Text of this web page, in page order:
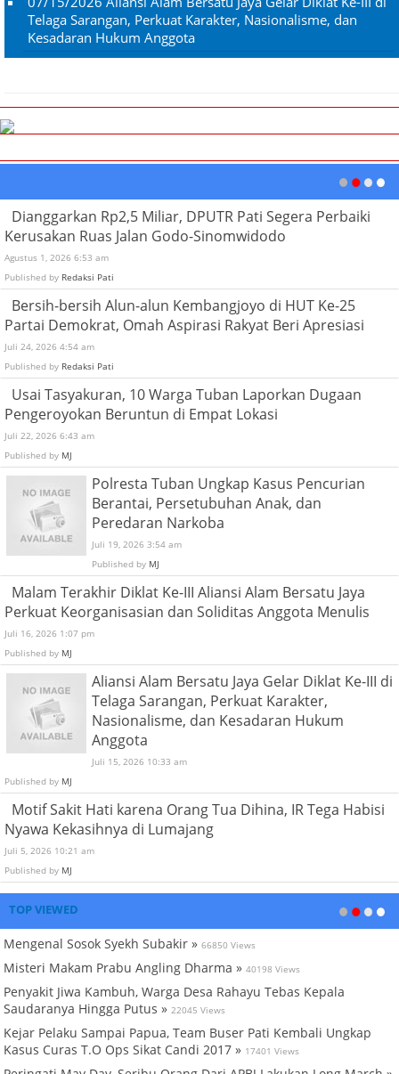
Telaga Sarangan, Perkuat Karakter, Nasionalisme, dan
Kesadaran Hukum Anggota
Dianggarkan Rp2,5 Miliar, DPUTR Pati Segera Perbaiki
Kerusakan Ruas Jalan Godo-Sinomwidodo
Agustus 1, 2026 6:53 am
Published by Redaksi Pati
Bersih-bersih Alun-alun Kembangjoyo di HUT Ke-25
Partai Demokrat, Omah Aspirasi Rakyat Beri Apresiasi
Juli 24, 2026 4:54 am
Published by Redaksi Pati
Usai Tasyakuran, 10 Warga Tuban Laporkan Dugaan
Pengeroyokan Beruntun di Empat Lokasi
Juli 22, 2026 6:43 am
Published by MJ
Polresta Tuban Ungkap Kasus Pencurian
Berantai, Persetubuhan Anak, dan
Peredaran Narkoba
Juli 19, 2026 3:54 am
Published by MJ
Malam Terakhir Diklat Ke-III Aliansi Alam Bersatu Jaya
Perkuat Keorganisasian dan Soliditas Anggota Menulis
Juli 16, 2026 1:07 pm
Published by MJ
Aliansi Alam Bersatu Jaya Gelar Diklat Ke-III di
Telaga Sarangan, Perkuat Karakter,
Nasionalisme, dan Kesadaran Hukum
Anggota
Juli 15, 2026 10:33 am
Published by MJ
Motif Sakit Hati karena Orang Tua Dihina, IR Tega Habisi
Nyawa Kekasihnya di Lumajang
Juli 5, 2026 10:21 am
Published by MJ
TOP VIEWED
Mengenal Sosok Syekh Subakir » 66850 Views
Misteri Makam Prabu Angling Dharma » 40198 Views
Penyakit Jiwa Kambuh, Warga Desa Rahayu Tebas Kepala
Saudaranya Hingga Putus » 22045 Views
Kejar Pelaku Sampai Papua, Team Buser Pati Kembali Ungkap
Kasus Curas T.O Ops Sikat Candi 2017 » 17401 Views